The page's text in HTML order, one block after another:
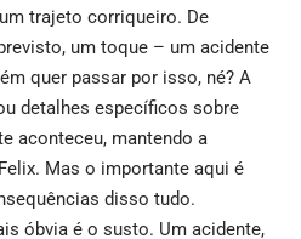
trajeto corriqueiro. De
um toque – um acidente
quer passar por isso, né? A
detalhes específicos sobre
aconteceu, mantendo a
Mas o importante aqui é
disso tudo.
óbvia é o susto. Um acidente,